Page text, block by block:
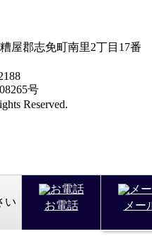
屋郡志免町南里2丁目17番
号
Reserved.
い お電話 メー